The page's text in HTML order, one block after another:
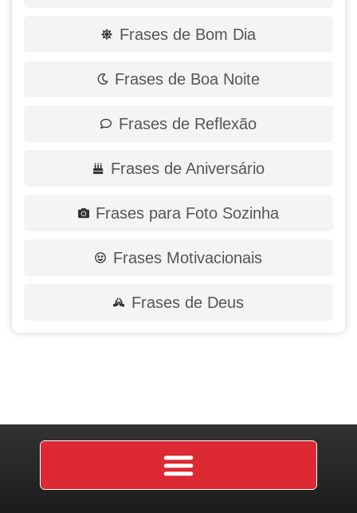
Frases de Bom Dia
Frases de Boa Noite
Frases de Reflexão
Frases de Aniversário
Frases para Foto Sozinha
Frases Motivacionais
Frases de Deus